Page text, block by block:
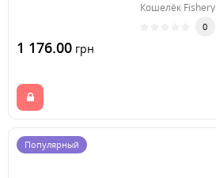
Кошелёк Fishery
0
1 176.00 грн
Популярный